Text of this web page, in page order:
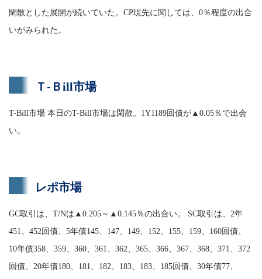
閑散とした展開が続いていた。CP現先に関しては、0％程度の出合
いがみられた。
Ｔ-Ｂill市場
T-Bill市場 本日のT-Bill市場は閑散。1Y1189回債が▲0.05％で出会
い。
レポ市場
GC取引は、T/Nは▲0.205～▲0.145％の出合い。 SC取引は、2年
451、452回債、5年債145、147、149、152、155、159、160回債、
10年債358、359、360、361、362、365、366、367、368、371、372
回債、20年債180、181、182、183、183、185回債、30年債77、